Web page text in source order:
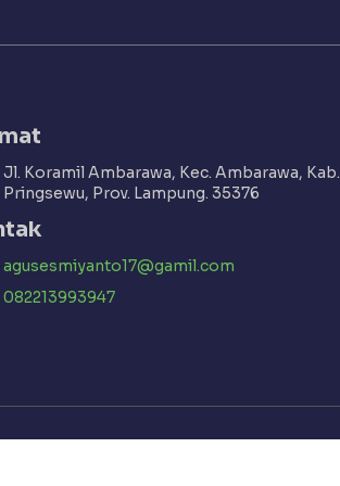
Jl. Koramil Ambarawa, Kec. Ambarawa, Kab.
Pringsewu, Prov. Lampung. 35376
agusesmiyanto17@gamil.com
082213993947